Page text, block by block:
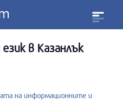
в Казанлък
на информационните и